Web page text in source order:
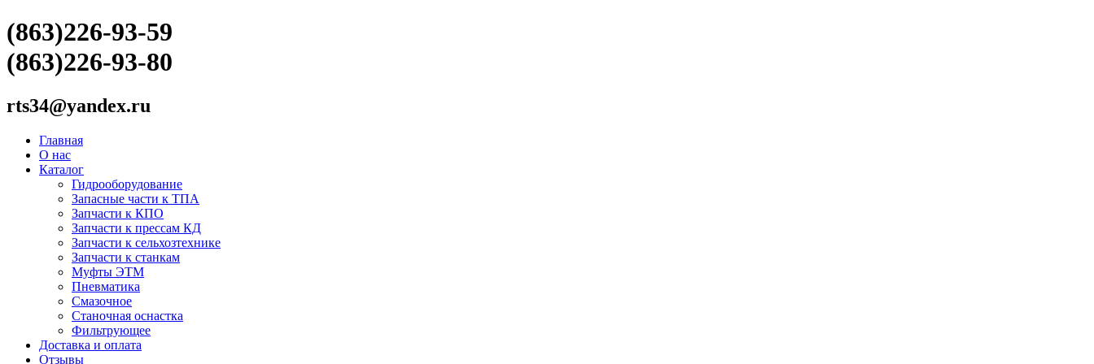
(863)226-93-59
(863)226-93-80
rts34@yandex.ru
Главная
О нас
Каталог
Гидрооборудование
Запасные части к ТПА
Запчасти к КПО
Запчасти к прессам КД
Запчасти к сельхозтехнике
Запчасти к станкам
Муфты ЭТМ
Пневматика
Смазочное
Станочная оснастка
Фильтрующее
Доставка и оплата
Отзывы